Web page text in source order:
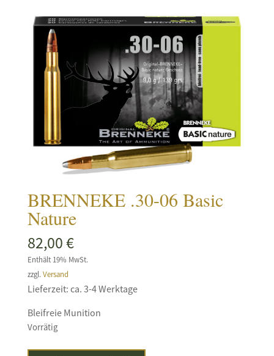
BRENNEKE .30-06 Basic
Nature
82,00€
Enthält 19% MwSt.
zzgl.Versand
Lieferzeit: ca. 3-4 Werktage
Bleifreie Munition
Vorrätig